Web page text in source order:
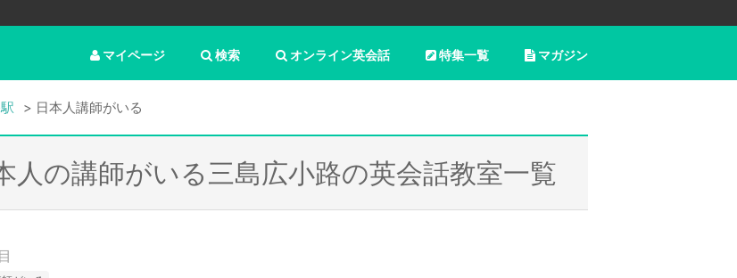
マガジン
特集一覧
オンライン英会話
検索
マイページ
日本人講師がいる
人の講師がいる三島広小路の英会話教室一覧